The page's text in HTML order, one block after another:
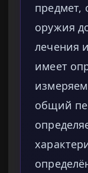
предмет,
оружия
лечения
имеет
общий